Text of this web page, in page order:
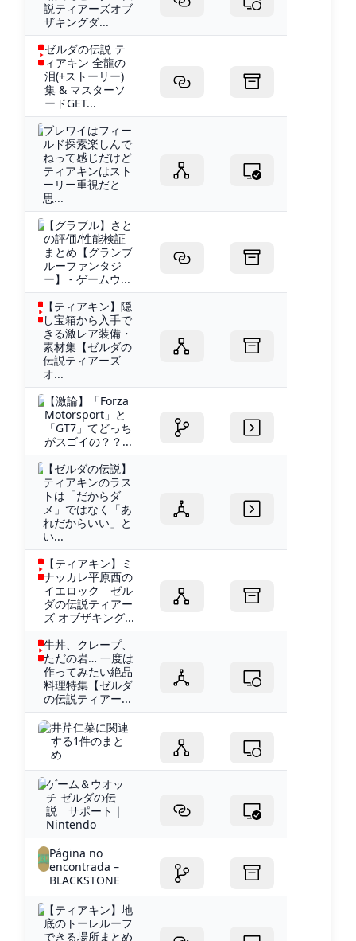
説ティアーズオブ
ザキングダ...
ゼルダの伝説 テ
ィアキン 全龍の
泪(+ストーリー)
集 & マスターソ
ードGET...
ブレワイはフィー
ルド探索楽しんで
ねって感じだけど
ティアキンはスト
ーリー重視だと
思...
【グラブル】さと
の評価/性能検証
まとめ【グランブ
ルーファンタジ
ー】 - ゲームウ...
【ティアキン】隠
し宝箱から入手で
きる激レア装備・
素材集【ゼルダの
伝説ティアーズ
オ...
【激論】「Forza
Motorsport」と
「GT7」てどっち
がスゴイの？？...
【ゼルダの伝説】
ティアキンのラス
トは「だからダ
メ」ではなく「あ
れだからいい」と
い...
【ティアキン】ミ
ナッカレ平原西の
イエロック ゼル
ダの伝説ティアー
ズ オブザキング...
牛丼、クレープ、
ただの岩… 一度は
作ってみたい絶品
料理特集【ゼルダ
の伝説ティアー...
井芹仁菜に関連
する1件のまと
め
ゲーム＆ウオッ
チ ゼルダの伝
説 サポート｜
Nintendo
Página no
encontrada –
BLACKSTONE
【ティアキン】地
底のトーレルーフ
できる場所まとめ